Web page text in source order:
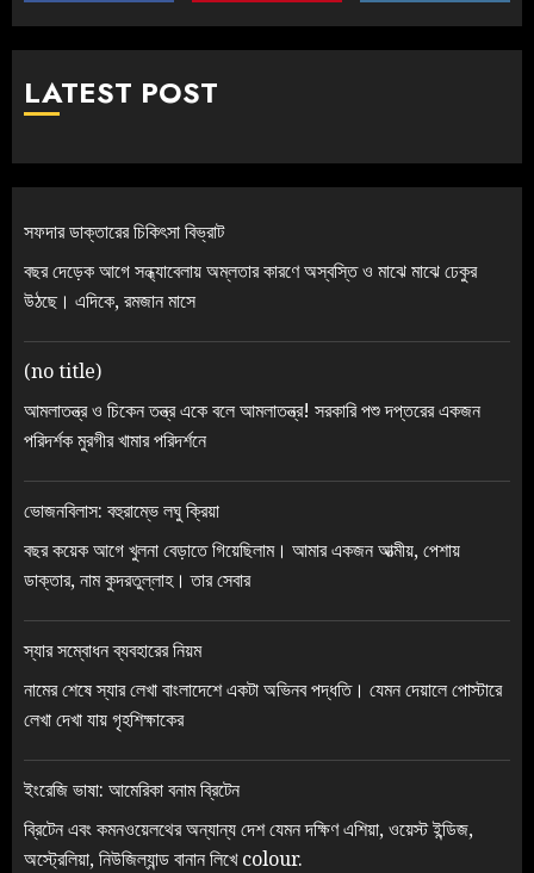
LATEST POST
সফদার ডাক্তারের চিকিৎসা বিভ্রাট
বছর দেড়েক আগে সন্ধ্যাবেলায় অম্লতার কারণে অস্বস্তি ও মাঝে মাঝে ঢেকুর
উঠছে। এদিকে, রমজান মাসে
(no title)
আমলাতন্ত্র ও চিকেন তন্ত্র একে বলে আমলাতন্ত্র! সরকারি পশু দপ্তরের একজন
পরিদর্শক মুরগীর খামার পরিদর্শনে
ভোজনবিলাস: বহুরাম্ভে লঘু ক্রিয়া
বছর কয়েক আগে খুলনা বেড়াতে গিয়েছিলাম। আমার একজন আত্মীয়, পেশায়
ডাক্তার, নাম কুদরতুল্লাহ। তার সেবার
স্যার সম্বোধন ব্যবহারের নিয়ম
নামের শেষে স্যার লেখা বাংলাদেশে একটা অভিনব পদ্ধতি। যেমন দেয়ালে পোস্টারে
লেখা দেখা যায় গৃহশিক্ষাকের
ইংরেজি ভাষা: আমেরিকা বনাম ব্রিটেন
ব্রিটেন এবং কমনওয়েলথের অন্যান্য দেশ যেমন দক্ষিণ এশিয়া, ওয়েস্ট ইন্ডিজ,
অস্ট্রেলিয়া, নিউজিল্যান্ড বানান লিখে colour.